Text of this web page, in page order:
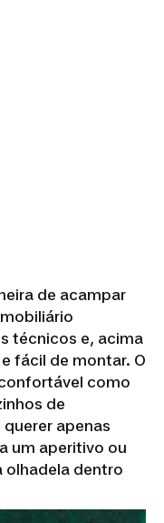
de acampar
técnicos e, acima
fácil de montar. O
como
de
apenas
um aperitivo ou
olhadela dentro